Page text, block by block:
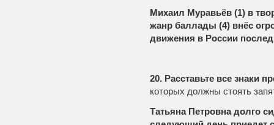
Михаил Муравьёв (1) в
жанр баллады (4) внёс
движения в России
20. Расставьте все знаки
которых должны стоять
Татьяна Петровна долго